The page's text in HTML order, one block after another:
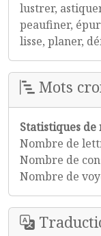
lustrer,
peaufiner,
lisse, planer,
Mots
Statistiques de
Nombre de
Nombre de
Nombre de